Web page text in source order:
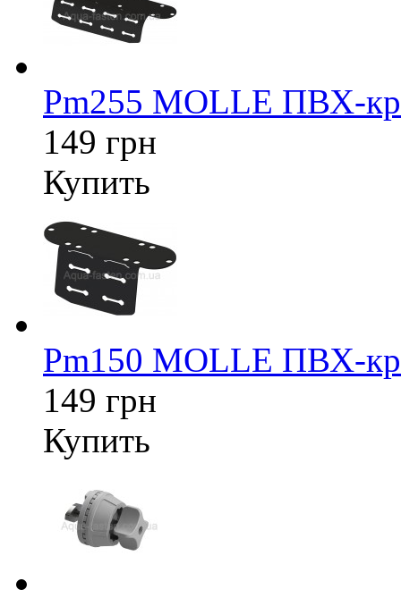
Pm255 MOLLE ПВХ-
149 грн
Купить
Pm150 MOLLE ПВХ-
149 грн
Купить